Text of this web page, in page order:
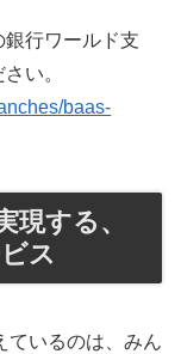
行ワールド支
い。
baas-
現する、
ス
ているのは、みん